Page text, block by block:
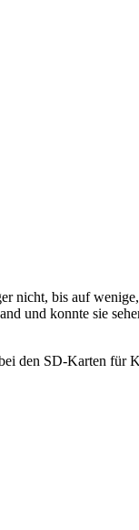
nicht, bis auf
konnte sie
SD-Karten für